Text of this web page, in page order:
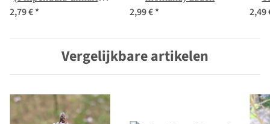
2,79 €* 2,99 €* 2,49
Vergelijkbare artikelen